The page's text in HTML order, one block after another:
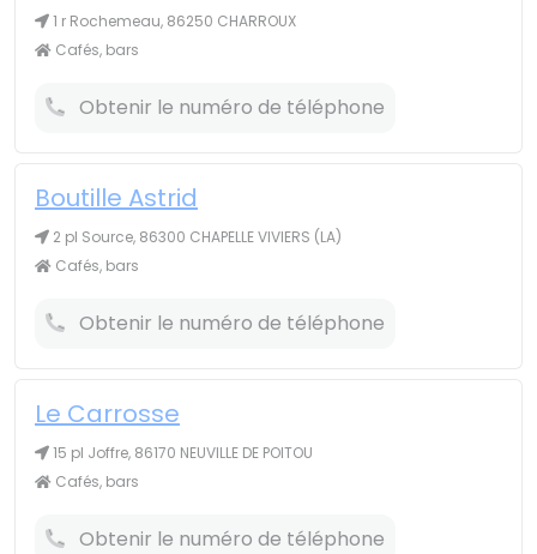
1 r Rochemeau, 86250 CHARROUX
Cafés, bars
Obtenir le numéro de téléphone
Boutille Astrid
2 pl Source, 86300 CHAPELLE VIVIERS (LA)
Cafés, bars
Obtenir le numéro de téléphone
Le Carrosse
15 pl Joffre, 86170 NEUVILLE DE POITOU
Cafés, bars
Obtenir le numéro de téléphone